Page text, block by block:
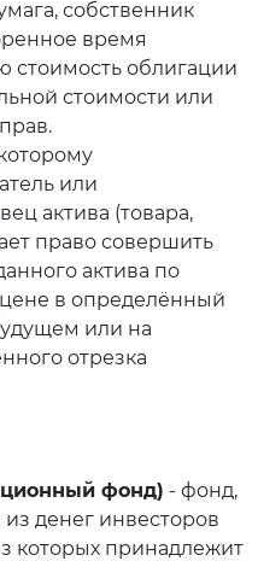
собственник
время
стоимость облигации
стоимости или
или
актива (товара,
право совершить
актива по
в определённый
или на
отрезка
фонд) - фонд,
денег инвесторов
которых принадлежит